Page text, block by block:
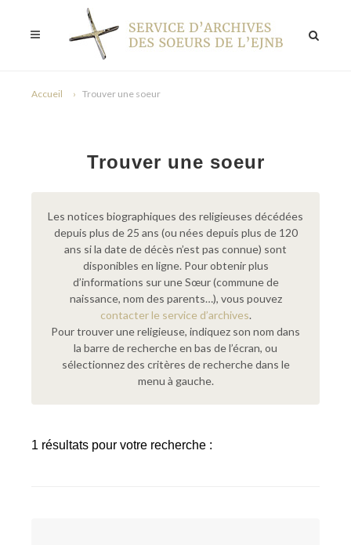
Accueil Trouver une soeur
Trouver une soeur
Les notices biographiques des religieuses décédées
depuis plus de 25 ans (ou nées depuis plus de 120
ans si la date de décès n’est pas connue) sont
disponibles en ligne. Pour obtenir plus
d’informations sur une Sœur (commune de
naissance, nom des parents…), vous pouvez
contacter le service d’archives.
Pour trouver une religieuse, indiquez son nom dans
la barre de recherche en bas de l’écran, ou
sélectionnez des critères de recherche dans le
menu à gauche.
1 résultats pour votre recherche :